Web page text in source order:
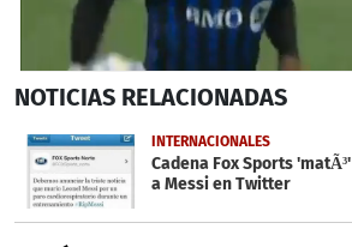
seconds
44
seconds
NOTICIAS RELACIONADAS
INTERNACIONALES
Cadena Fox Sports 'matÃ³'
a Messi en Twitter